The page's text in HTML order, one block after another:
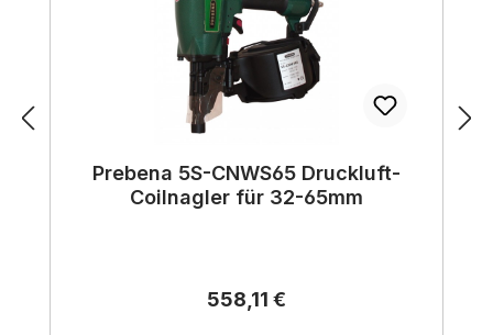
Prebena 5S-CNWS65 Druckluft-
Coilnagler für 32-65mm
Regulärer Preis:
558,11 €